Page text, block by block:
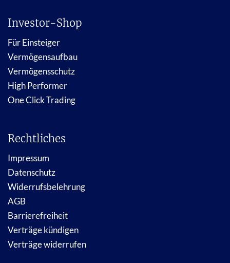
Investor-Shop
Für Einsteiger
Vermögensaufbau
Vermögensschutz
High Performer
One Click Trading
Rechtliches
Impressum
Datenschutz
Widerrufsbelehrung
AGB
Barrierefreiheit
Verträge kündigen
Verträge widerrufen